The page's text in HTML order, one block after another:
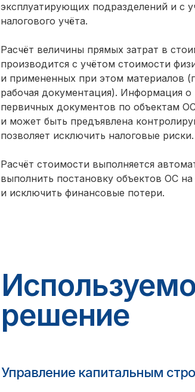
эксплуатирующих подразделений и с
налогового учёта.
Расчёт величины прямых затрат в
производится с учётом стоимости
и примененных при этом материалов
рабочая документация). Информация
первичных документов по объектам
и может быть предъявлена
позволяет исключить налоговые риски.
Расчёт стоимости выполняется
выполнить постановку объектов ОС
и исключить финансовые потери.
решение
Управление капитальным